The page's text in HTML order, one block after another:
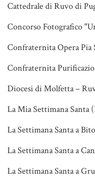
Cattedrale di Ruvo di
Concorso Fotografico
Confraternita Opera Pia
Confraternita
Diocesi di Molfetta –
La Mia Settimana Santa
La Settimana Santa a
La Settimana Santa a
La Settimana Santa a